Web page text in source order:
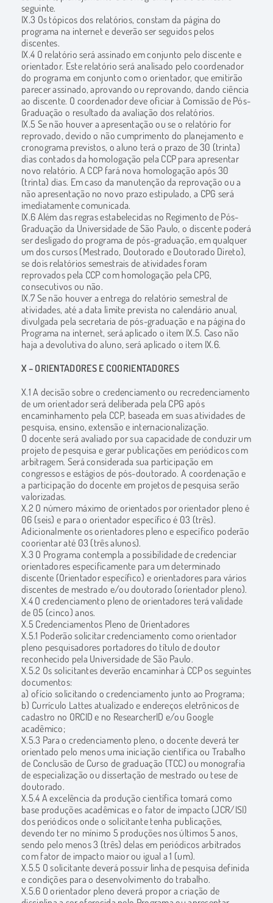
seguinte.
IX.3 Os tópicos dos relatórios, constam da página do
programa na internet e deverão ser seguidos pelos
discentes.
IX.4 O relatório será assinado em conjunto pelo discente e
orientador. Este relatório será analisado pelo coordenador
do programa em conjunto com o orientador, que emitirão
parecer assinado, aprovando ou reprovando, dando ciência
ao discente. O coordenador deve oficiar à Comissão de Pós-
Graduação o resultado da avaliação dos relatórios.
IX.5 Se não houver a apresentação ou se o relatório for
reprovado, devido o não cumprimento do planejamento e
cronograma previstos, o aluno terá o prazo de 30 (trinta)
dias contados da homologação pela CCP para apresentar
novo relatório. A CCP fará nova homologação após 30
(trinta) dias. Em caso da manutenção da reprovação ou a
não apresentação no novo prazo estipulado, a CPG será
imediatamente comunicada.
IX.6 Além das regras estabelecidas no Regimento de Pós-
Graduação da Universidade de São Paulo, o discente poderá
ser desligado do programa de pós-graduação, em qualquer
um dos cursos (Mestrado, Doutorado e Doutorado Direto),
se dois relatórios semestrais de atividades foram
reprovados pela CCP com homologação pela CPG,
consecutivos ou não.
IX.7 Se não houver a entrega do relatório semestral de
atividades, até a data limite prevista no calendário anual,
divulgada pela secretaria de pós-graduação e na página do
Programa na internet, será aplicado o item IX.5. Caso não
haja a devolutiva do aluno, será aplicado o item IX.6.
X – ORIENTADORES E COORIENTADORES
X.1 A decisão sobre o credenciamento ou recredenciamento
de um orientador será deliberada pela CPG após
encaminhamento pela CCP, baseada em suas atividades de
pesquisa, ensino, extensão e internacionalização.
O docente será avaliado por sua capacidade de conduzir um
projeto de pesquisa e gerar publicações em periódicos com
arbitragem. Será considerada sua participação em
congressos e estágios de pós-doutorado. A coordenação e
a participação do docente em projetos de pesquisa serão
valorizadas.
X.2 O número máximo de orientados por orientador pleno é
06 (seis) e para o orientador específico é 03 (três).
Adicionalmente os orientadores pleno e específico poderão
coorientar até 03 (três alunos).
X.3 O Programa contempla a possibilidade de credenciar
orientadores especificamente para um determinado
discente (Orientador específico) e orientadores para vários
discentes de mestrado e/ou doutorado (orientador pleno).
X.4 O credenciamento pleno de orientadores terá validade
de 05 (cinco) anos.
X.5 Credenciamentos Pleno de Orientadores
X.5.1 Poderão solicitar credenciamento como orientador
pleno pesquisadores portadores do título de doutor
reconhecido pela Universidade de São Paulo.
X.5.2 Os solicitantes deverão encaminhar à CCP os seguintes
documentos:
a) ofício solicitando o credenciamento junto ao Programa;
b) Currículo Lattes atualizado e endereços eletrônicos de
cadastro no ORCID e no ResearcherID e/ou Google
acadêmico;
X.5.3 Para o credenciamento pleno, o docente deverá ter
orientado pelo menos uma iniciação científica ou Trabalho
de Conclusão de Curso de graduação (TCC) ou monografia
de especialização ou dissertação de mestrado ou tese de
doutorado.
X.5.4 A excelência da produção científica tomará como
base produções acadêmicas e o fator de impacto (JCR/ISI)
dos periódicos onde o solicitante tenha publicações,
devendo ter no mínimo 5 produções nos últimos 5 anos,
sendo pelo menos 3 (três) delas em periódicos arbitrados
com fator de impacto maior ou igual a 1 (um).
X.5.5 O solicitante deverá possuir linha de pesquisa definida
e condições para o desenvolvimento do trabalho.
X.5.6 O orientador pleno deverá propor a criação de